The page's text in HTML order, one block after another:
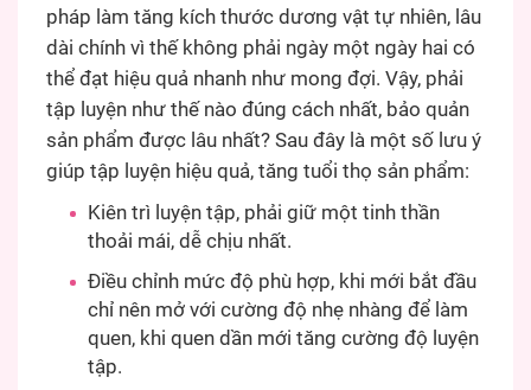
pháp làm tăng kích thước dương vật tự nhiên, lâu
dài chính vì thế không phải ngày một ngày hai có
thể đạt hiệu quả nhanh như mong đợi. Vậy, phải
tập luyện như thế nào đúng cách nhất, bảo quản
sản phẩm được lâu nhất? Sau đây là một số lưu ý
giúp tập luyện hiệu quả, tăng tuổi thọ sản phẩm:
Kiên trì luyện tập, phải giữ một tinh thần
thoải mái, dễ chịu nhất.
Điều chỉnh mức độ phù hợp, khi mới bắt đầu
chỉ nên mở với cường độ nhẹ nhàng để làm
quen, khi quen dần mới tăng cường độ luyện
tập.